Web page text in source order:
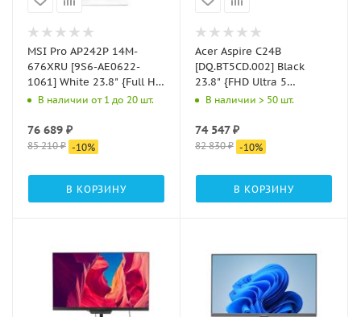
MSI Pro AP242P 14M-
676XRU [9S6-AE0622-
1061] White 23.8" {Full HD
i3 14100/16Gb/SSD512Gb
В наличии от 1 до 20 шт.
76 689 ₽
85 210₽ -10%
В КОРЗИНУ
Acer Aspire C24B
[DQ.BT5CD.002] Black
23.8" {FHD Ultra 5
115u/16GB DDR5/SSD
В наличии > 50 шт.
74 547₽
82 830₽ -10%
В КОРЗИНУ